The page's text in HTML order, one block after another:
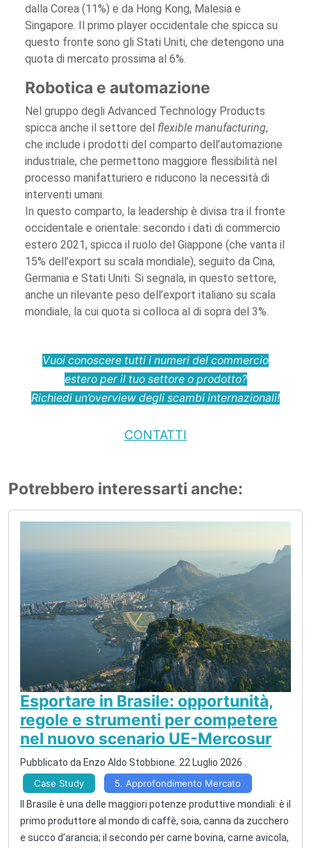
dalla Corea (11%) e da Hong Kong, Malesia e
Singapore. Il primo player occidentale che spicca su
questo fronte sono gli Stati Uniti, che detengono una
quota di mercato prossima al 6%.
Robotica e automazione
Nel gruppo degli Advanced Technology Products
spicca anche il settore del flexible manufacturing,
che include i prodotti del comparto dell’automazione
industriale, che permettono maggiore flessibilità nel
processo manifatturiero e riducono la necessità di
interventi umani.
In questo comparto, la leadership è divisa tra il fronte
occidentale e orientale: secondo i dati di commercio
estero 2021, spicca il ruolo del Giappone (che vanta il
15% dell’export su scala mondiale), seguito da Cina,
Germania e Stati Uniti. Si segnala, in questo settore,
anche un rilevante peso dell’export italiano su scala
mondiale, la cui quota si colloca al di sopra del 3%.
Vuoi conoscere tutti i numeri del commercio
estero per il tuo settore o prodotto?
Richiedi un’overview degli scambi internazionali!
CONTATTI
Potrebbero interessarti anche:
Esportare in Brasile: opportunità,
regole e strumenti per competere
nel nuovo scenario UE-Mercosur
Pubblicato da Enzo Aldo Stobbione 22 Luglio 2026
Case Study
5. Approfondimento Mercato
Il Brasile è una delle maggiori potenze produttive mondiali: è il
primo produttore al mondo di caffè, soia, canna da zucchero
e succo d’arancia; il secondo per carne bovina, carne avicola,